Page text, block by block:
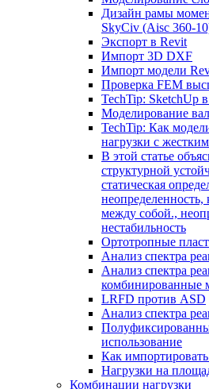
Дизайн рамы
SkyCiv (Aisc 360-
Экспорт в Revit
Импорт 3D DXF
Импорт модели
Проверка FEM
TechTip: SketchUp
Моделирование
TechTip: Как
нагрузки с
В этой статье
структурной
статическая
неопределенность,
между собой.,
нестабильность
Ортотропные
Анализ спектра
Анализ спектра
комбинированные
LRFD против ASD
Анализ спектра
использование
Как
Нагрузки на
Комбинации нагрузки